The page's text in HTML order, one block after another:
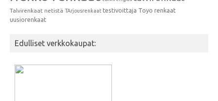
Talvirenkaat netistä TArjousrenkaat testivoittaja Toyo renkaat
uusiorenkaat
Edulliset verkkokaupat: